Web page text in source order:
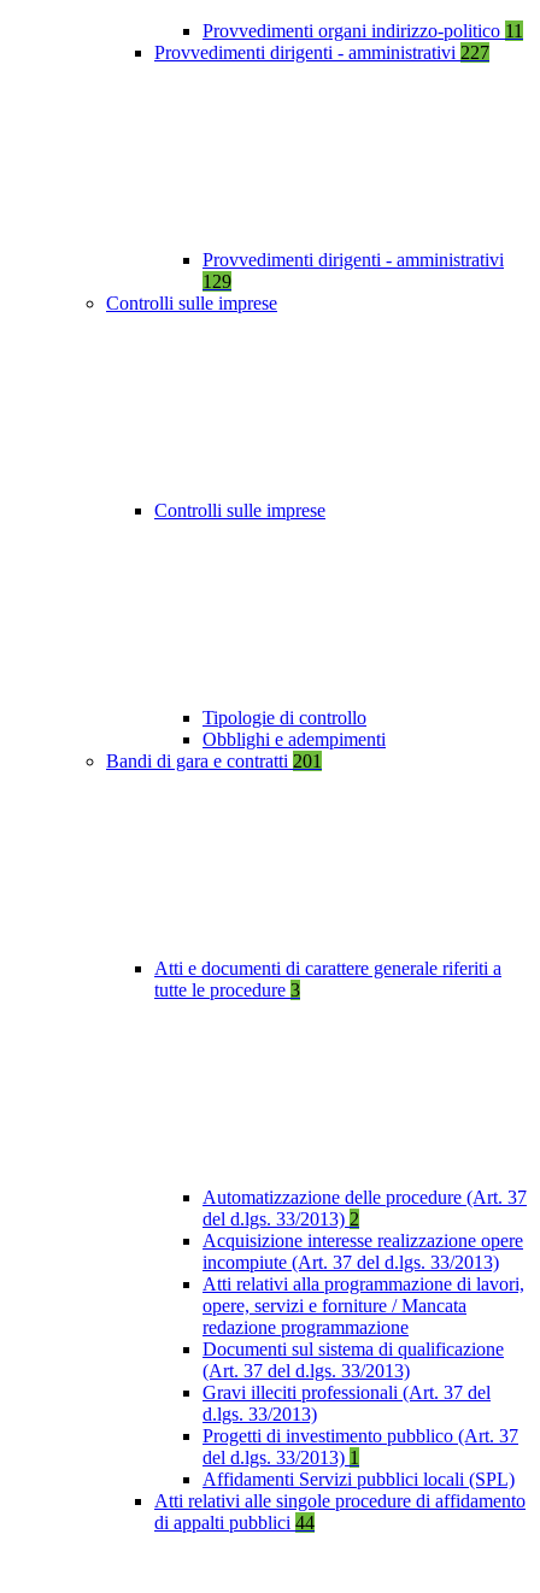
Provvedimenti organi indirizzo-politico 11
Provvedimenti dirigenti - amministrativi 227
Provvedimenti dirigenti - amministrativi
129
Controlli sulle imprese
Controlli sulle imprese
Tipologie di controllo
Obblighi e adempimenti
Bandi di gara e contratti 201
Atti e documenti di carattere generale riferiti a
tutte le procedure 3
Automatizzazione delle procedure (Art. 37
del d.lgs. 33/2013) 2
Acquisizione interesse realizzazione opere
incompiute (Art. 37 del d.lgs. 33/2013)
Atti relativi alla programmazione di lavori,
opere, servizi e forniture / Mancata
redazione programmazione
Documenti sul sistema di qualificazione
(Art. 37 del d.lgs. 33/2013)
Gravi illeciti professionali (Art. 37 del
d.lgs. 33/2013)
Progetti di investimento pubblico (Art. 37
del d.lgs. 33/2013) 1
Affidamenti Servizi pubblici locali (SPL)
Atti relativi alle singole procedure di affidamento
di appalti pubblici 44